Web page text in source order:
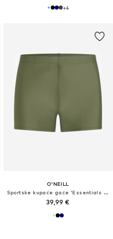
+4
O'NEILL
Sportske kupaće gaće 'Essentials Racer'
39,99 €